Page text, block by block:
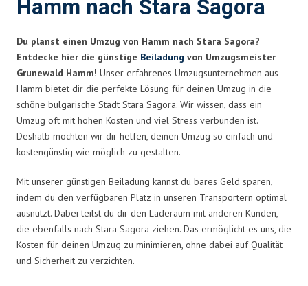
Hamm nach Stara Sagora
Du planst einen Umzug von Hamm nach Stara Sagora?
Entdecke hier die günstige Beiladung von Umzugsmeister
Grunewald Hamm! Unser erfahrenes Umzugsunternehmen aus
Hamm bietet dir die perfekte Lösung für deinen Umzug in die
schöne bulgarische Stadt Stara Sagora. Wir wissen, dass ein
Umzug oft mit hohen Kosten und viel Stress verbunden ist.
Deshalb möchten wir dir helfen, deinen Umzug so einfach und
kostengünstig wie möglich zu gestalten.
Mit unserer günstigen Beiladung kannst du bares Geld sparen,
indem du den verfügbaren Platz in unseren Transportern optimal
ausnutzt. Dabei teilst du dir den Laderaum mit anderen Kunden,
die ebenfalls nach Stara Sagora ziehen. Das ermöglicht es uns, die
Kosten für deinen Umzug zu minimieren, ohne dabei auf Qualität
und Sicherheit zu verzichten.